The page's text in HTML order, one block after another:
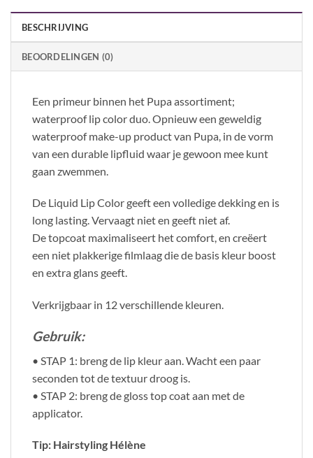
BESCHRIJVING
BEOORDELINGEN (0)
Een primeur binnen het Pupa assortiment;
waterproof lip color duo. Opnieuw een geweldig
waterproof make-up product van Pupa, in de vorm
van een durable lipfluid waar je gewoon mee kunt
gaan zwemmen.
De Liquid Lip Color geeft een volledige dekking en is
long lasting. Vervaagt niet en geeft niet af.
De topcoat maximaliseert het comfort, en creëert
een niet plakkerige filmlaag die de basis kleur boost
en extra glans geeft.
Verkrijgbaar in 12 verschillende kleuren.
Gebruik:
• STAP 1: breng de lip kleur aan. Wacht een paar
seconden tot de textuur droog is.
• STAP 2: breng de gloss top coat aan met de
applicator.
Tip: Hairstyling Hélène